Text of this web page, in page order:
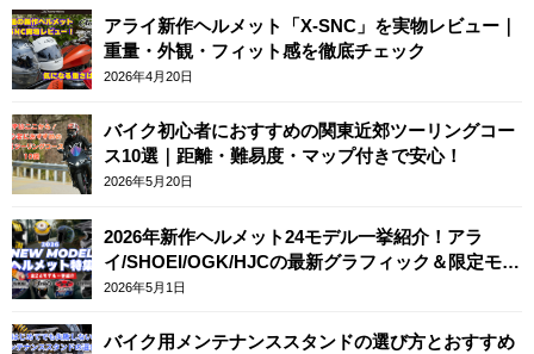
アライ新作ヘルメット「X-SNC」を実物レビュー｜
重量・外観・フィット感を徹底チェック
2026年4月20日
バイク初心者におすすめの関東近郊ツーリングコー
ス10選｜距離・難易度・マップ付きで安心！
2026年5月20日
2026年新作ヘルメット24モデル一挙紹介！アラ
イ/SHOEI/OGK/HJCの最新グラフィック＆限定モデ
ルまとめ
2026年5月1日
バイク用メンテナンススタンドの選び方とおすすめ